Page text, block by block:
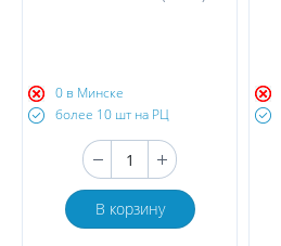
0 в Минске
более 10 шт на РЦ
В корзину